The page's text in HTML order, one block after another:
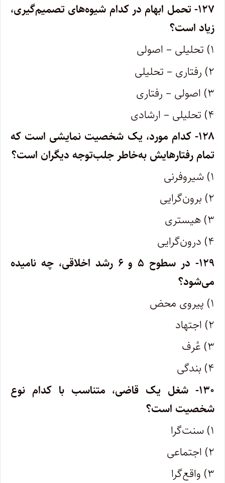
۱۲۷- تحمل ابهام در کدام شیوه‌های تصمیم‌گیری،
زیاد است؟
۱) تحلیلی – اصولی
۲) رفتاری – تحلیلی
۳) اصولی – رفتاری
۴) تحلیلی – ارشادی
۱۲۸- کدام مورد، یک شخصیت نمایشی است که
تمام رفتارهایش به‌خاطر جلب‌توجه دیگران است؟
۱) شیروفرنی
۲) برون‌گرایی
۳) هیستری
۴) درون‌گرایی
۱۲۹- در سطوح ۵ و ۶ رشد اخلاقی، چه نامیده
می‌شود؟
۱) پیروی محض
۲) اجتهاد
۳) عُرف
۴) بندگی
۱۳۰- شغل یک قاضی، متناسب با کدام نوع
شخصیت است؟
۱) سنت‌گرا
۲) اجتماعی
۳) واقع‌گرا